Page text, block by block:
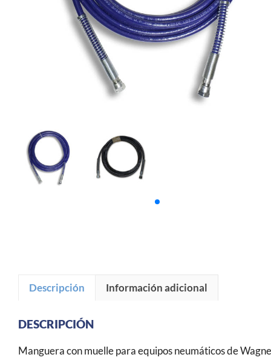
Descripción Información adicional
DESCRIPCIÓN
Manguera con muelle para equipos neumáticos de